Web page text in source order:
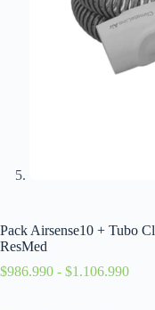
Pack Airsense10 + Tubo
ResMed
$986.990 - $1.106.990